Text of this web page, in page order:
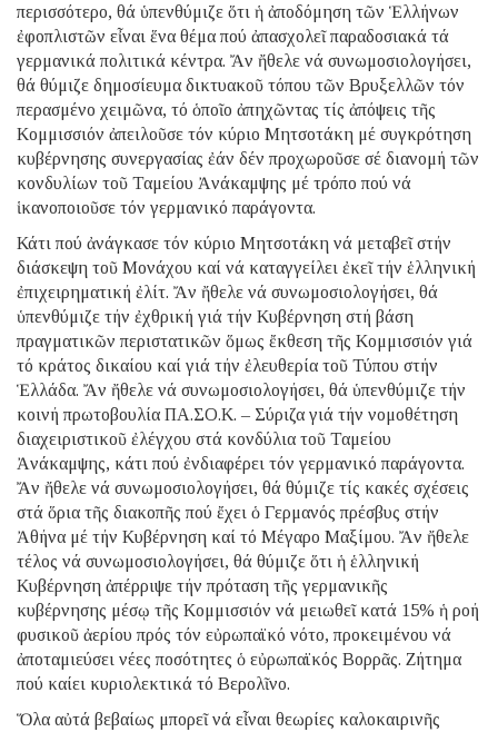
περισσότερο, θά ὑπενθύμιζε ὅτι ἡ ἀποδόμηση τῶν Ἑλλήνων
ἐφοπλιστῶν εἶναι ἕνα θέμα πού ἀπασχολεῖ παραδοσιακά τά
γερμανικά πολιτικά κέντρα. Ἄν ἤθελε νά συνωμοσιολογήσει,
θά θύμιζε δημοσίευμα δικτυακοῦ τόπου τῶν Βρυξελλῶν τόν
περασμένο χειμῶνα, τό ὁποῖο ἀπηχῶντας τίς ἀπόψεις τῆς
Κομμισσιόν ἀπειλοῦσε τόν κύριο Μητσοτάκη μέ συγκρότηση
κυβέρνησης συνεργασίας ἐάν δέν προχωροῦσε σέ διανομή τῶν
κονδυλίων τοῦ Ταμείου Ἀνάκαμψης μέ τρόπο πού νά
ἱκανοποιοῦσε τόν γερμανικό παράγοντα.
Κάτι πού ἀνάγκασε τόν κύριο Μητσοτάκη νά μεταβεῖ στήν
διάσκεψη τοῦ Μονάχου καί νά καταγγείλει ἐκεῖ τήν ἑλληνική
ἐπιχειρηματική ἐλίτ. Ἄν ἤθελε νά συνωμοσιολογήσει, θά
ὑπενθύμιζε τήν ἐχθρική γιά τήν Κυβέρνηση στή βάση
πραγματικῶν περιστατικῶν ὅμως ἔκθεση τῆς Κομμισσιόν γιά
τό κράτος δικαίου καί γιά τήν ἐλευθερία τοῦ Τύπου στήν
Ἑλλάδα. Ἄν ἤθελε νά συνωμοσιολογήσει, θά ὑπενθύμιζε τήν
κοινή πρωτοβουλία ΠΑ.ΣΟ.Κ. – Σύριζα γιά τήν νομοθέτηση
διαχειριστικοῦ ἐλέγχου στά κονδύλια τοῦ Ταμείου
Ἀνάκαμψης, κάτι πού ἐνδιαφέρει τόν γερμανικό παράγοντα.
Ἄν ἤθελε νά συνωμοσιολογήσει, θά θύμιζε τίς κακές σχέσεις
στά ὅρια τῆς διακοπῆς πού ἔχει ὁ Γερμανός πρέσβυς στήν
Ἀθήνα μέ τήν Κυβέρνηση καί τό Μέγαρο Μαξίμου. Ἄν ἤθελε
τέλος νά συνωμοσιολογήσει, θά θύμιζε ὅτι ἡ ἑλληνική
Κυβέρνηση ἀπέρριψε τήν πρόταση τῆς γερμανικῆς
κυβέρνησης μέσῳ τῆς Κομμισσιόν νά μειωθεῖ κατά 15% ἡ ροή
φυσικοῦ ἀερίου πρός τόν εὐρωπαϊκό νότο, προκειμένου νά
ἀποταμιεύσει νέες ποσότητες ὁ εὐρωπαϊκός Βορρᾶς. Ζήτημα
πού καίει κυριολεκτικά τό Βερολῖνο.
Ὅλα αὐτά βεβαίως μπορεῖ νά εἶναι θεωρίες καλοκαιρινῆς